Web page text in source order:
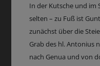
In der Kutsche und im
selten – zu Fuß ist
zunächst über die
Grab des hl. Antonius
nach Genua und von